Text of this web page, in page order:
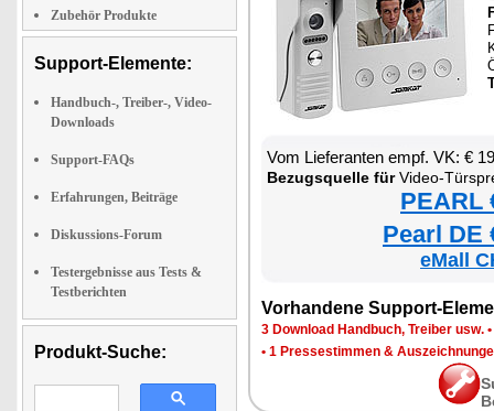
Zubehör Produkte
Support-Elemente:
Handbuch-, Treiber-, Video-
Downloads
Support-FAQs
Erfahrungen, Beiträge
Diskussions-Forum
Testergebnisse aus Tests &
Testberichten
Produkt-Suche:
Vom Lieferanten empf. VK: €
Bezugsquelle fürVideo-
PEARL
Pearl DE
eMall
Vorhandene Support-
3 Download Handbuch, Treiber usw. •
• 1 Pressestimmen &